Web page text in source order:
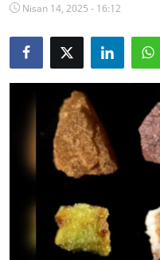
Eğitim
Kütahya
Özel Haber
Nisan 14, 2025 - 16:12